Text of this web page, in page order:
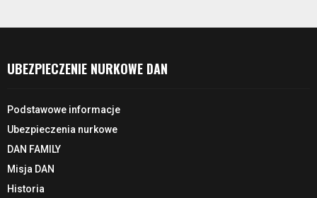
UBEZPIECZENIE NURKOWE DAN
Podstawowe informacje
Ubezpieczenia nurkowe
DAN FAMILY
Misja DAN
Historia